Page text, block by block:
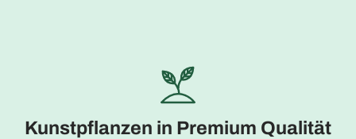
Kunstpflanzen in Premium Qualität